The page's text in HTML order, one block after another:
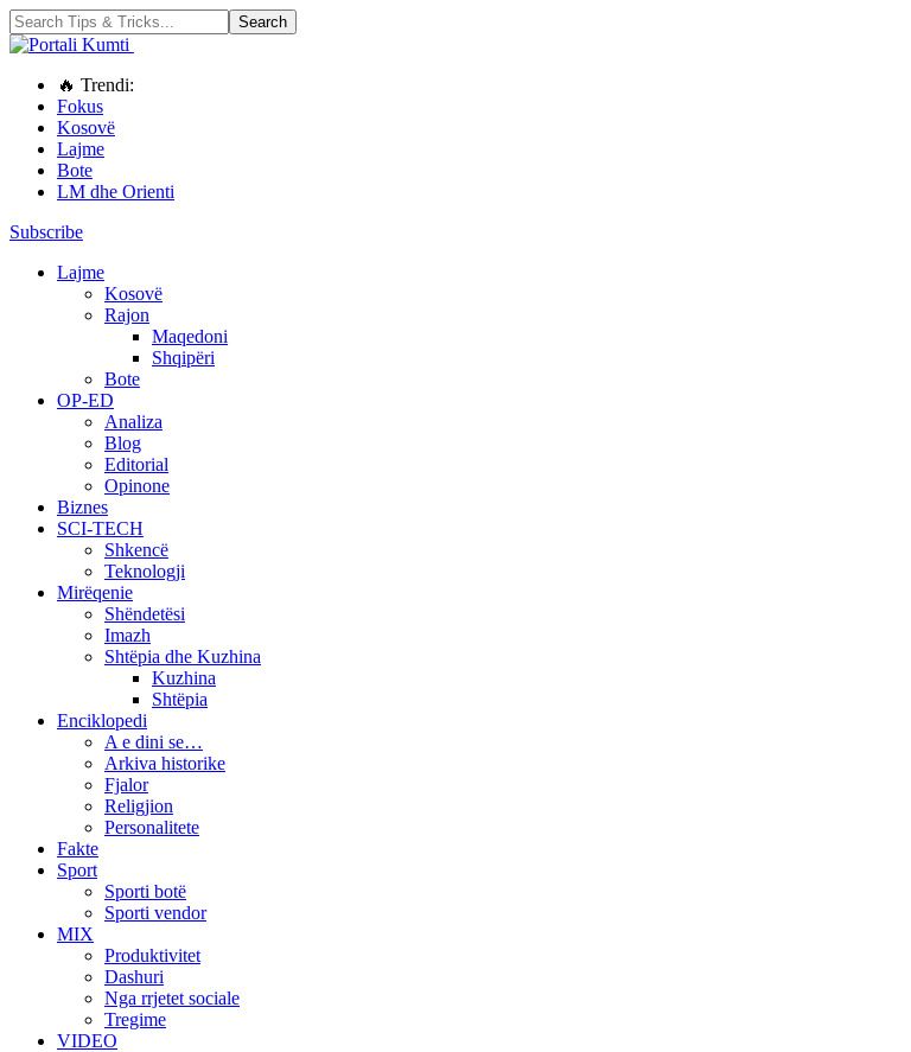
🔥 Trendi:
Fokus
Kosovë
Lajme
Bote
LM dhe Orienti
Subscribe
Lajme
Kosovë
Rajon
Maqedoni
Shqipëri
Bote
OP-ED
Analiza
Blog
Editorial
Opinone
Biznes
SCI-TECH
Shkencë
Teknologji
Mirëqenie
Shëndetësi
Imazh
Shtëpia dhe Kuzhina
Kuzhina
Shtëpia
Enciklopedi
A e dini se…
Arkiva historike
Fjalor
Religjion
Personalitete
Fakte
Sport
Sporti botë
Sporti vendor
MIX
Produktivitet
Dashuri
Nga rrjetet sociale
Tregime
VIDEO